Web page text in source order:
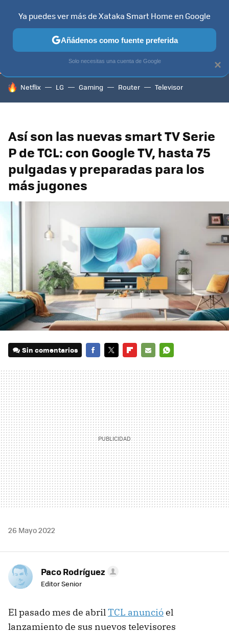
TELEVISORES CONTENIDOS SMART TV SELECCIÓN
HOY SE HABLA DE
Netflix LG Gaming Router Televisor
Así son las nuevas smart TV Serie
P de TCL: con Google TV, hasta 75
pulgadas y preparadas para los
más jugones
Sin comentarios
MAIL
26 Mayo 2022
Paco Rodríguez
Editor Senior
El pasado mes de abrilTCL anuncióel
lanzamiento de sus nuevos televisores
×
Ya puedes ver más de Xataka Smart Home en Google
Añádenos como fuente preferida
Solo necesitas una cuenta de Google